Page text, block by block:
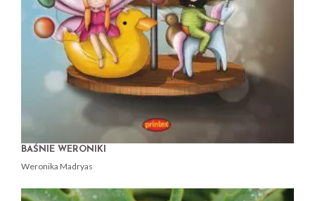
BAŚNIE WERONIKI
Weronika Madryas